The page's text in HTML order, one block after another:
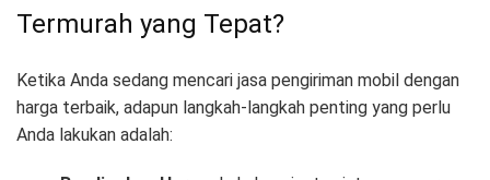
Termurah yang Tepat?
Ketika Anda sedang mencari jasa pengiriman mobil dengan
harga terbaik, adapun langkah-langkah penting yang perlu
Anda lakukan adalah: